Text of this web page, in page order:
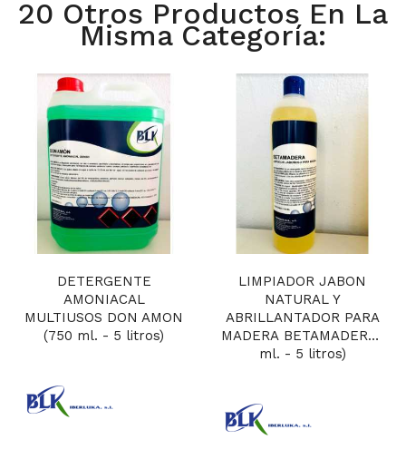
20 Otros Productos En La
Misma Categoría:
DETERGENTE
AMONIACAL
MULTIUSOS DON AMON
(750 ml. - 5 litros)
LIMPIADOR JABON
NATURAL Y
ABRILLANTADOR PARA
MADERA BETAMADERA
ml. - 5 litros)